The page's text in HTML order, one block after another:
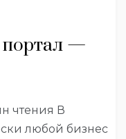
—
чтения В
любой бизнес